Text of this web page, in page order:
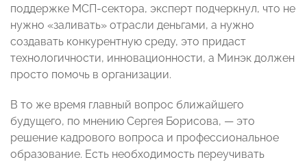
поддержке МСП-сектора, эксперт подчеркнул, что не
нужно «заливать» отрасли деньгами, а нужно
создавать конкурентную среду, это придаст
технологичности, инновационности, а Минэк должен
просто помочь в организации.
В то же время главный вопрос ближайшего
будущего, по мнению Сергея Борисова, — это
решение кадрового вопроса и профессиональное
образование. Есть необходимость переучивать